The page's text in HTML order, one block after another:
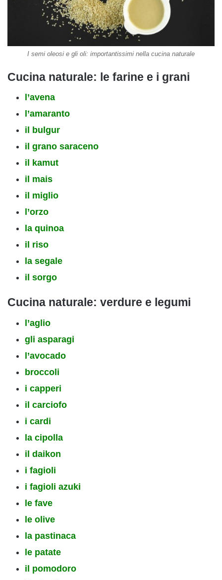
I semi oleosi e gli oli: importantissimi nella cucina naturale
Cucina naturale: le farine e i grani
l’avena
l’amaranto
il bulgur
il grano saraceno
il kamut
il mais
il miglio
l’orzo
la quinoa
il riso
la segale
il sorgo
Cucina naturale: verdure e legumi
l’aglio
gli asparagi
l’avocado
broccoli
i capperi
il carciofo
i cardi
la cipolla
il daikon
i fagioli
i fagioli azuki
le fave
le olive
la pastinaca
le patate
il pomodoro